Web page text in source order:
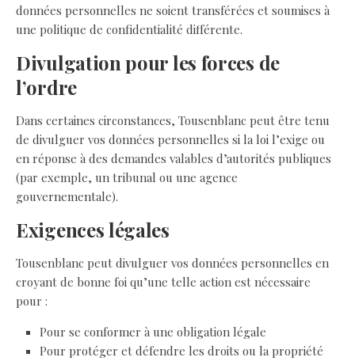
données personnelles ne soient transférées et soumises à
une politique de confidentialité différente.
Divulgation pour les forces de
l’ordre
Dans certaines circonstances, Tousenblanc peut être tenu
de divulguer vos données personnelles si la loi l’exige ou
en réponse à des demandes valables d’autorités publiques
(par exemple, un tribunal ou une agence
gouvernementale).
Exigences légales
Tousenblanc peut divulguer vos données personnelles en
croyant de bonne foi qu’une telle action est nécessaire
pour :
Pour se conformer à une obligation légale
Pour protéger et défendre les droits ou la propriété